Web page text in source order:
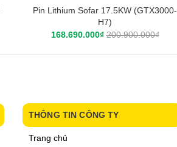
Pin Lithium Sofar 17.5KW (GTX3000-
H7)
168.690.000₫200.900.000₫
THÔNG TIN CÔNG TY
Trang chủ